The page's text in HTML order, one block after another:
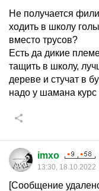
Не получается
ходить в школу
вместо трусов?
Есть да дикие
тащить в школу,
дереве и стучат в
надо у шамана
imxo
13:30, 18.10.2022
[Сообщение